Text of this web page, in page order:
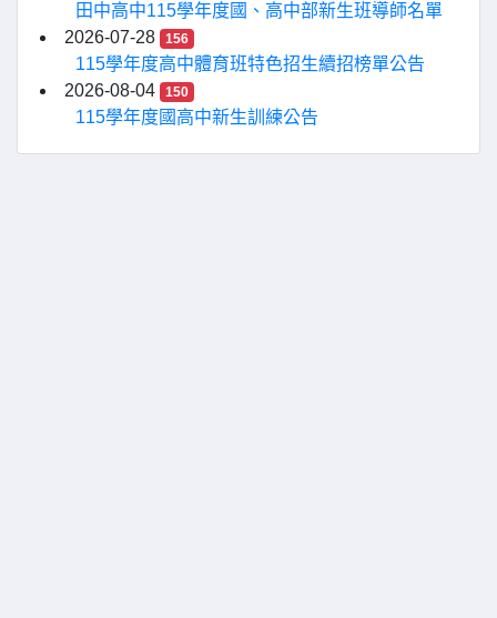
田中高中115學年度國、高中部新生班導師名單
2026-07-28
156
115學年度高中體育班特色招生續招榜單公告
2026-08-04
150
115學年度國高中新生訓練公告